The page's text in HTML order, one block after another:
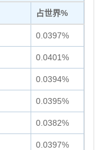
占世界%
0.0397%
0.0401%
0.0394%
0.0395%
0.0382%
0.0397%